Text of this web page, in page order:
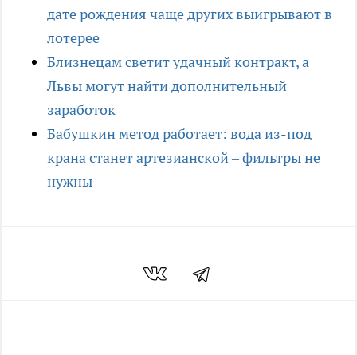
дате рождения чаще других выигрывают в
лотерее
Близнецам светит удачный контракт, а
Львы могут найти дополнительный
заработок
Бабушкин метод работает: вода из-под
крана станет артезианской – фильтры не
нужны